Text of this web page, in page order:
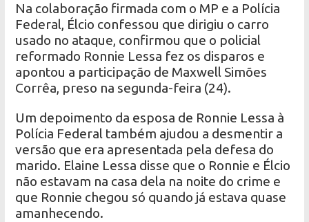
Na colaboração firmada com o MP e a Polícia
Federal, Élcio confessou que dirigiu o carro
usado no ataque, confirmou que o policial
reformado Ronnie Lessa fez os disparos e
apontou a participação de Maxwell Simões
Corrêa, preso na segunda-feira (24).
Um depoimento da esposa de Ronnie Lessa à
Polícia Federal também ajudou a desmentir a
versão que era apresentada pela defesa do
marido. Elaine Lessa disse que o Ronnie e Élcio
não estavam na casa dela na noite do crime e
que Ronnie chegou só quando já estava quase
amanhecendo.